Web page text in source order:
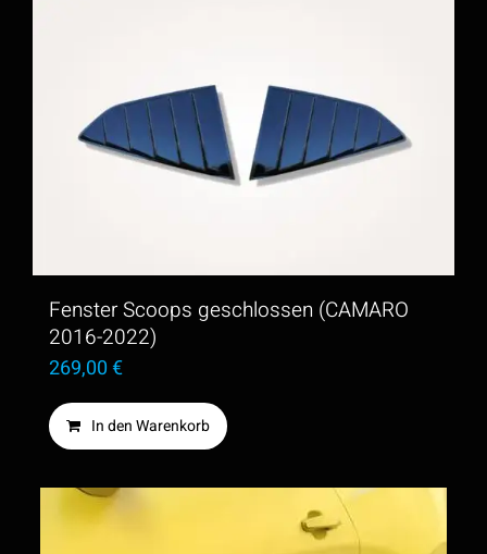
Fenster Scoops geschlossen (CAMARO
2016-2022)
269,00€
In den Warenkorb